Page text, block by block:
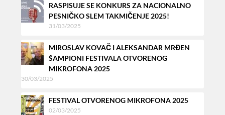
RASPISUJE SE KONKURS ZA NACIONALNO
PESNIČKO SLEM TAKMIČENJE 2025!
31/03/2025
MIROSLAV KOVAČ I ALEKSANDAR MRĐEN
ŠAMPIONI FESTIVALA OTVORENOG
MIKROFONA 2025
30/03/2025
FESTIVAL OTVORENOG MIKROFONA 2025
02/03/2025